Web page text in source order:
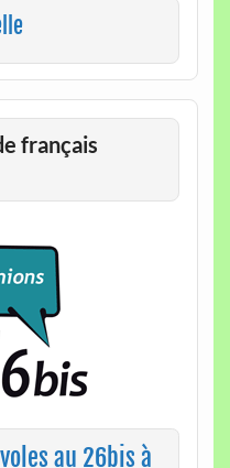
français
au 26bis à